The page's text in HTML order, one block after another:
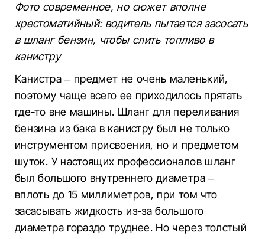
Фото современное, но сюжет вполне
хрестоматийный: водитель пытается засосать
в шланг бензин, чтобы слить топливо в
канистру
Канистра – предмет не очень маленький,
поэтому чаще всего ее приходилось прятать
где-то вне машины. Шланг для переливания
бензина из бака в канистру был не только
инструментом присвоения, но и предметом
шуток. У настоящих профессионалов шланг
был большого внутреннего диаметра –
вплоть до 15 миллиметров, при том что
засасывать жидкость из-за большого
диаметра гораздо труднее. Но через толстый